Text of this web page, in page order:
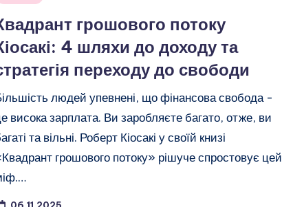
грошового потоку
4 шляхи до доходу та
переходу до свободи
людей упевнені, що фінансова свобода -
висока зарплата. Ви заробляєте багато, отже, ви
та вільні. Роберт Кіосакі у своїй книзі
грошового потоку» рішуче спростовує цей